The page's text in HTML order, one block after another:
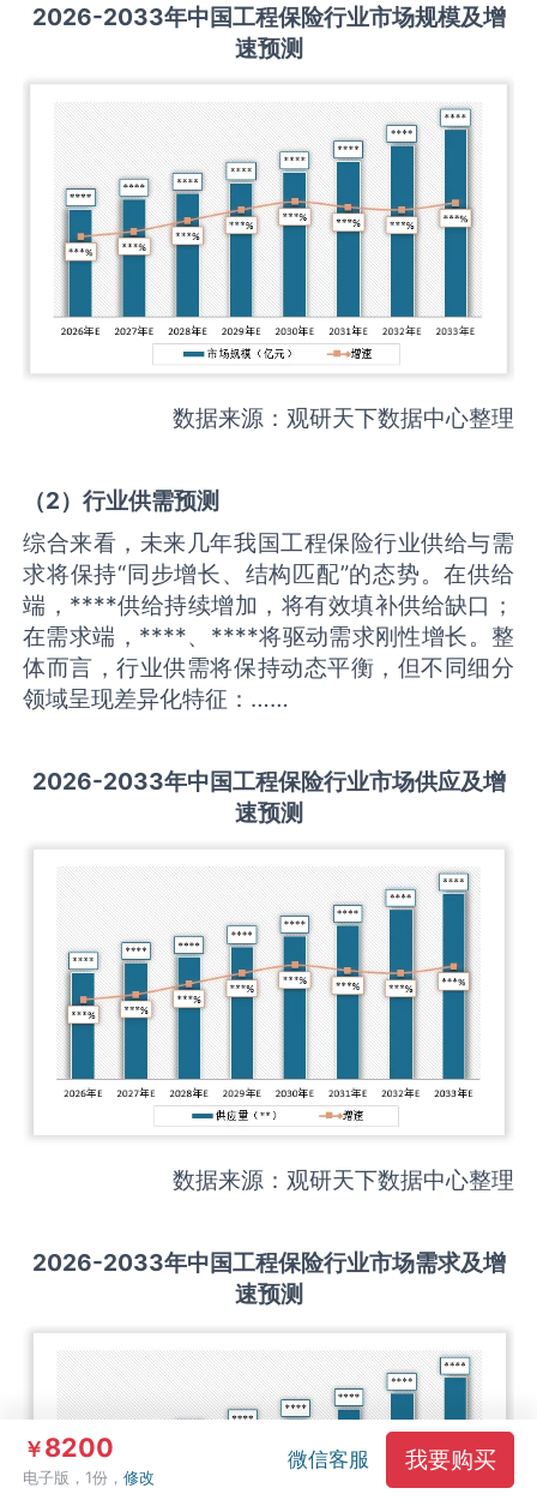
2026-2033年中国工程保险行业市场规模及增
速预测
数据来源：观研天下数据中心整理
（2）行业供需预测
综合来看，未来几年我国工程保险行业供给与需
求将保持“同步增长、结构匹配”的态势。在供给
端，****供给持续增加，将有效填补供给缺口；
在需求端，****、****将驱动需求刚性增长。整
体而言，行业供需将保持动态平衡，但不同细分
领域呈现差异化特征：……
2026-2033年中国工程保险行业市场供应及增
速预测
数据来源：观研天下数据中心整理
2026-2033年中国工程保险行业市场需求及增
速预测
￥8200
电子版，1份，修改
微信客服 我要购买